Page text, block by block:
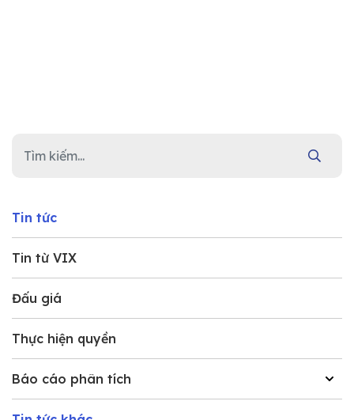
Tin tức
Tin từ VIX
Đấu giá
Thực hiện quyền
Báo cáo phân tích